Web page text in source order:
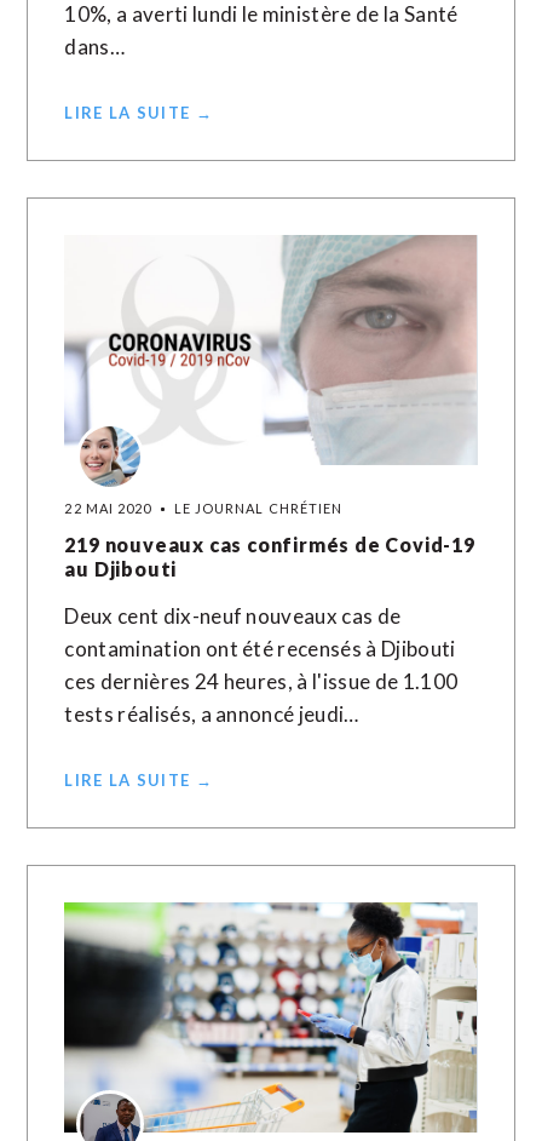
10%, a averti lundi le ministère de la Santé
dans…
LIRE LA SUITE →
22 MAI 2020 LE JOURNAL CHRÉTIEN
219 nouveaux cas confirmés de Covid-19
au Djibouti
Deux cent dix-neuf nouveaux cas de
contamination ont été recensés à Djibouti
ces dernières 24 heures, à l'issue de 1.100
tests réalisés, a annoncé jeudi…
LIRE LA SUITE →